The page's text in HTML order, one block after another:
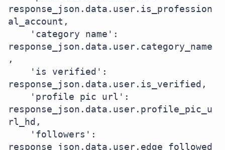
response_json.data.user.is_profession
al_account,
response_json.data.user.category_name
,
response_json.data.user.is_verified,
response_json.data.user.profile_pic_u
rl_hd,
response_json.data.user.edge_followed